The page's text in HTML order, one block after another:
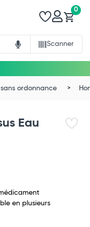
Scanner
0
ordonnance
Eau
en plusieurs